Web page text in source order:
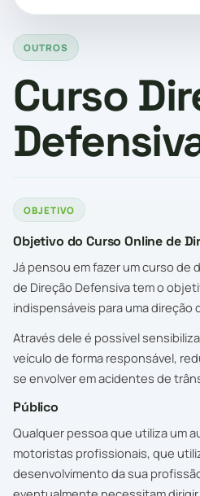
OUTROS
Curso
OBJETIVO
Objetivo do Curso Online de
Já pensou em fazer um curso de
de Direção Defensiva tem o
indispensáveis para uma direção
Através dele é possível
veículo de forma responsável,
se envolver em acidentes de
Público
Qualquer pessoa que utiliza um
motoristas profissionais, que
desenvolvimento da sua